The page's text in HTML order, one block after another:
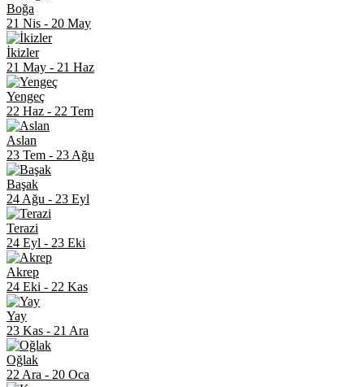
Boğa
21 Nis - 20 May
İkizler
21 May - 21 Haz
Yengeç
22 Haz - 22 Tem
Aslan
23 Tem - 23 Ağu
Başak
24 Ağu - 23 Eyl
Terazi
24 Eyl - 23 Eki
Akrep
24 Eki - 22 Kas
Yay
23 Kas - 21 Ara
Oğlak
22 Ara - 20 Oca